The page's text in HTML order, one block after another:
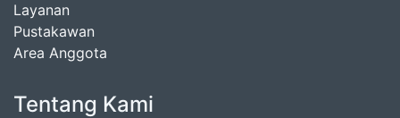
Layanan
Pustakawan
Area Anggota
Tentang Kami